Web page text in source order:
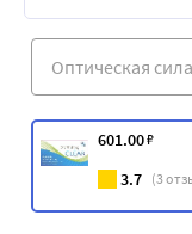
601.00₽
3.7 (3